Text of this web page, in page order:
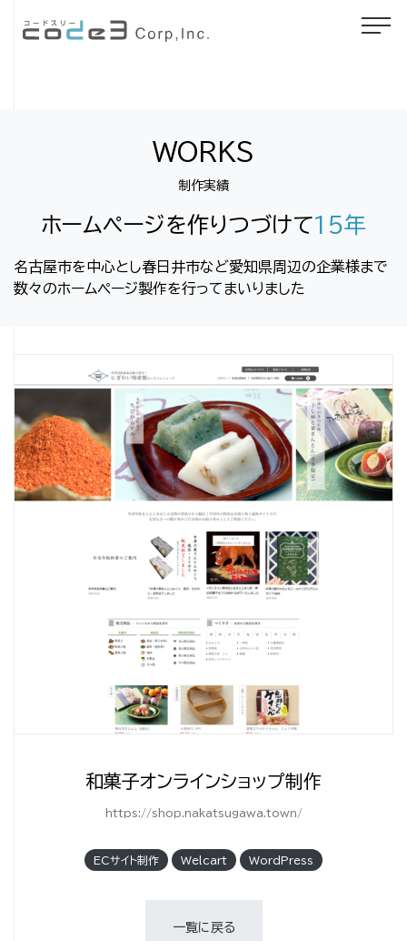
WORKS
制作実績
ホームページを作りつづけて15年
名古屋市を中心とし春日井市など愛知県周辺の企業様まで
数々のホームページ製作を行ってまいりました
和菓子オンラインショップ制作
https://shop.nakatsugawa.town/
ECサイト制作 Welcart WordPress
一覧に戻る